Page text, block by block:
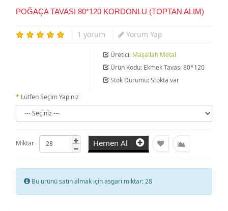
POĞAÇA TAVASI 80*120 KORDONLU (TOPTAN ALIM)
1 yorum Yorum Yap
Üretici: Maşallah Metal
Ürün Kodu: Ekmek Tavası 80*120
Stok Durumu: Stokta var
Lütfen Seçim Yapınız
Miktar Hemen Al
Bu ürünü satın almak için asgari miktar: 28